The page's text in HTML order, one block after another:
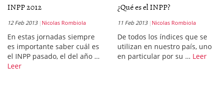
INPP 2012
12 Feb 2013 Nicolas Rombiola
En estas jornadas siempre
es importante saber cuál es
el INPP pasado, el del año …
Leer
¿Qué es el INPP?
11 Feb 2013 Nicolas Rombiola
De todos los índices que se
utilizan en nuestro país, uno
en particular por su … Leer